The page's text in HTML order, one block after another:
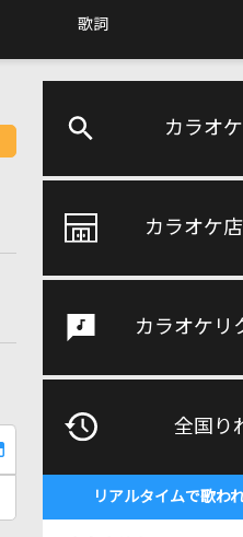
歌詞
カラオ
カラオケ
カラオケリ
全国り
リアルタイムで歌わ